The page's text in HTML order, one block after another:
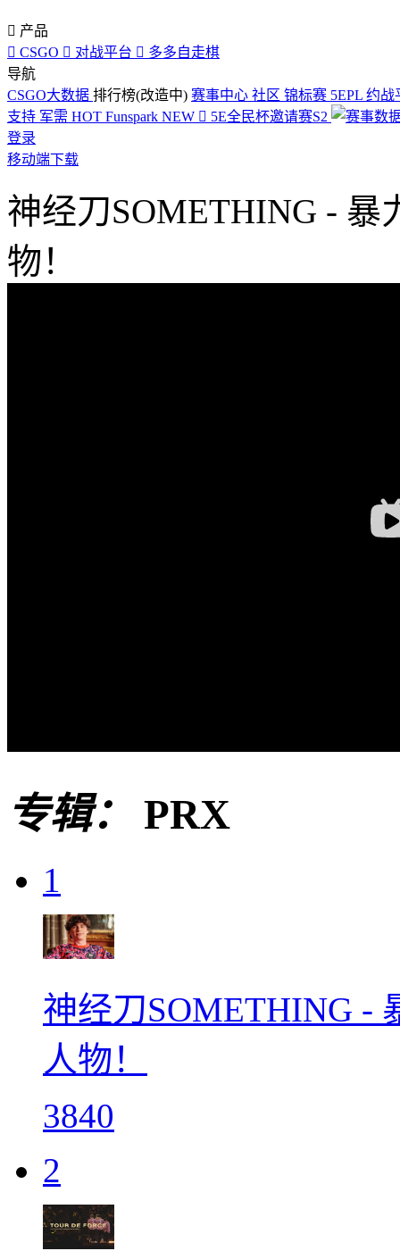
 产品
 CSGO  对战平台  多多自走棋
导航
CSGO大数据 排行榜(改造中) 赛事中心 社区 锦标赛 5EPL 约战
支持 军需 HOT Funspark NEW  5E全民杯邀请赛S2
登录
移动端下载
神经刀SOMETHING -
物！
专辑： PRX
1
神经刀SOMETHING -
人物！
3840
2